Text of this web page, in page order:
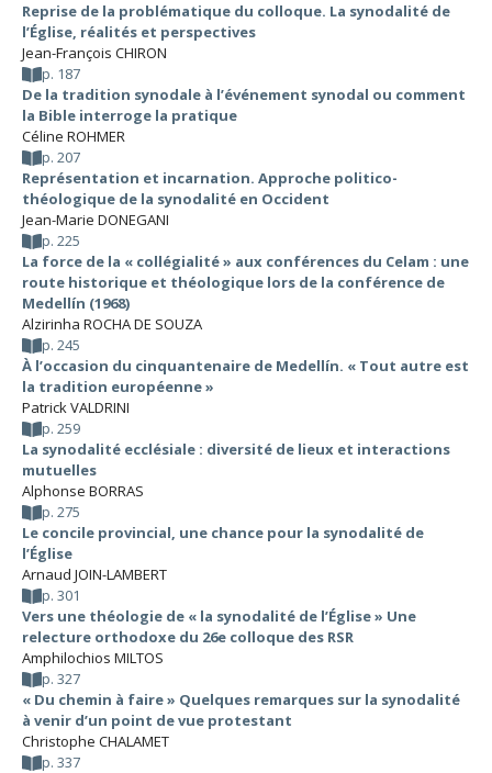
Reprise de la problématique du colloque. La synodalité de
l’Église, réalités et perspectives
Jean-François CHIRON
p. 187
De la tradition synodale à l’événement synodal ou comment
la Bible interroge la pratique
Céline ROHMER
p. 207
Représentation et incarnation. Approche politico-
théologique de la synodalité en Occident
Jean-Marie DONEGANI
p. 225
La force de la « collégialité » aux conférences du Celam : une
route historique et théologique lors de la conférence de
Medellín (1968)
Alzirinha ROCHA DE SOUZA
p. 245
À l’occasion du cinquantenaire de Medellín. « Tout autre est
la tradition européenne »
Patrick VALDRINI
p. 259
La synodalité ecclésiale : diversité de lieux et interactions
mutuelles
Alphonse BORRAS
p. 275
Le concile provincial, une chance pour la synodalité de
l’Église
Arnaud JOIN-LAMBERT
p. 301
Vers une théologie de « la synodalité de l’Église » Une
relecture orthodoxe du 26e colloque des RSR
Amphilochios MILTOS
p. 327
« Du chemin à faire » Quelques remarques sur la synodalité
à venir d’un point de vue protestant
Christophe CHALAMET
p. 337